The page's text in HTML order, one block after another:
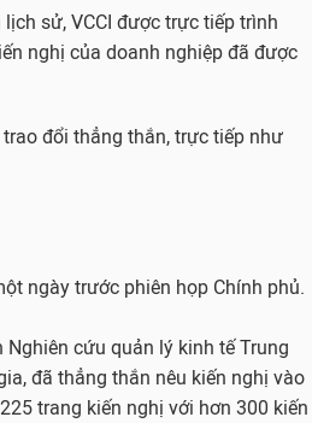
sử, VCCI được trực tiếp trình
nghị của doanh nghiệp đã được
đổi thẳng thắn, trực tiếp như
ngày trước phiên họp Chính phủ.
Nghiên cứu quản lý kinh tế Trung
đã thẳng thắn nêu kiến nghị vào
trang kiến nghị với hơn 300 kiến